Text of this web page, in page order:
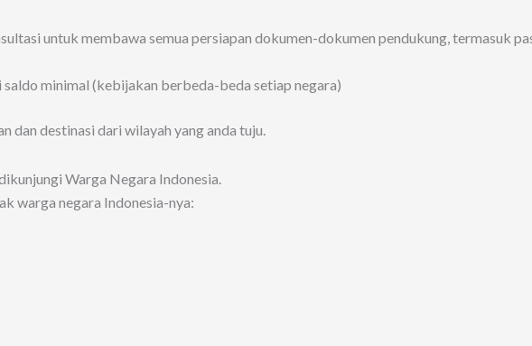
untuk membawa semua persiapan dokumen-dokumen pendukung, termasuk
minimal (kebijakan berbeda-beda setiap negara)
dan destinasi dari wilayah yang anda tuju.
Warga Negara Indonesia.
warga negara Indonesia-nya: